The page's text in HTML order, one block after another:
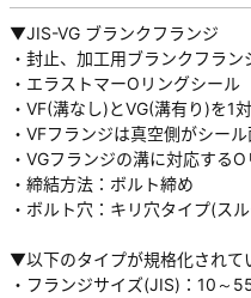
▼JIS-VG ブランクフランジ
・封止、加工用ブランクフラン
・エラストマーOリングシール
・VF(溝なし)とVG(溝有り)を1
・VFフランジは真空側がシー
・VGフランジの溝に対応する
・締結方法：ボルト締め
・ボルト穴：キリ穴タイプ(ス
▼以下のタイプが規格化されて
・フランジサイズ(JIS)：10～
ダウンロードする